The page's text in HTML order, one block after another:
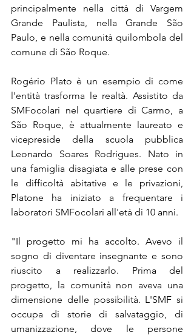
principalmente nella città di Vargem
Grande Paulista, nella Grande São
Paulo, e nella comunità quilombola del
comune di São Roque.
Rogério Plato è un esempio di come
l'entità trasforma le realtà. Assistito da
SMFocolari nel quartiere di Carmo, a
São Roque, è attualmente laureato e
vicepreside della scuola pubblica
Leonardo Soares Rodrigues. Nato in
una famiglia disagiata e alle prese con
le difficoltà abitative e le privazioni,
Platone ha iniziato a frequentare i
laboratori SMFocolari all'età di 10 anni.
"Il progetto mi ha accolto. Avevo il
sogno di diventare insegnante e sono
riuscito a realizzarlo. Prima del
progetto, la comunità non aveva una
dimensione delle possibilità. L'SMF si
occupa di storie di salvataggio, di
umanizzazione, dove le persone